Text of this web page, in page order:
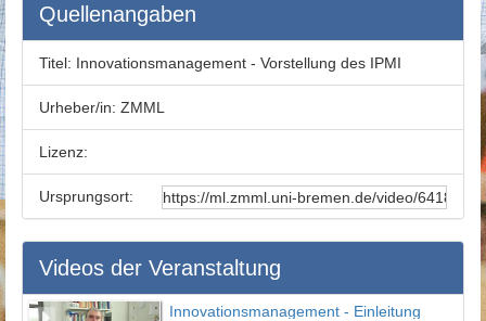
Quellenangaben
Titel: Innovationsmanagement - Vorstellung des IPMI
Urheber/in: ZMML
Lizenz:
Ursprungsort:
Videos der Veranstaltung
Innovationsmanagement - Einleitung